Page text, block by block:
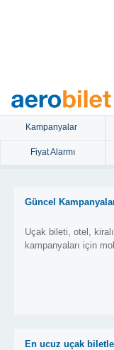
Kampanyalar
Fiyat Alarmı
Güncel
Uçak bileti, otel,
kampanyaları için
En ucuz uçak